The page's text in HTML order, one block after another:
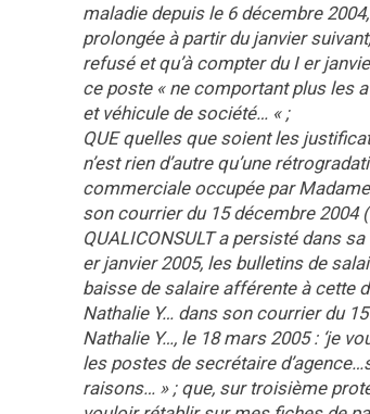
maladie depuis le 6 décembre
prolongée à partir du janvier
refusé et qu’à compter du I er
ce poste « ne comportant plus les
et véhicule de société… « ;
QUE quelles que soient les
n’est rien d’autre qu’une
commerciale occupée par
son courrier du 15 décembre 2004
QUALICONSULT a persisté dans
er janvier 2005, les bulletins de
baisse de salaire afférente à cette
Nathalie Y… dans son courrier du
Nathalie Y…, le 18 mars 2005 : ‘je
les postes de secrétaire
raisons… » ; que, sur troisième